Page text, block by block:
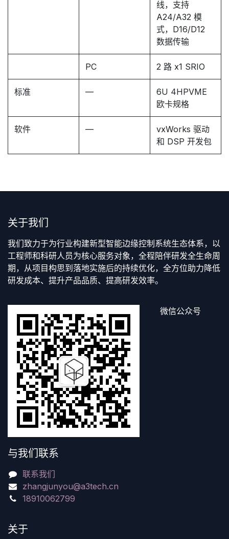
线，支持
A24/A32 模
式，D16/D12
数据传输
PC 2 路 x1 SRIO
标准 —
6U 4HPVME
欧卡规格
软件 —
vxWorks 驱动
和 DSP 开发包
关于我们
我们致力于为行业构建新型智能边缘控制系统生态体系，以
工程师和科研人员为核心服务对象，全程陪伴研发全生命周
期，从项目构思到落地实施后的持续优化，全方位助力降低
研发成本、提升产品品质、提高研发效率。
微信公众号
与我们联系
联系我们
zhangjunyou@a3tech.cn
18910062799
关于